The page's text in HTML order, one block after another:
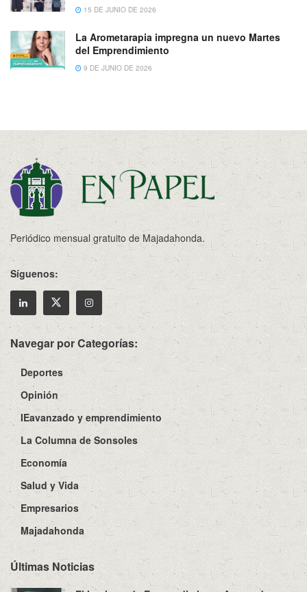
15 DE JUNIO DE 2026
La Arometarapia impregna un nuevo Martes
del Emprendimiento
9 DE JUNIO DE 2026
Periódico mensual gratuito de Majadahonda.
Síguenos:
Navegar por Categorías:
Deportes
Opinión
IEavanzado y emprendimiento
La Columna de Sonsoles
Economía
Salud y Vida
Empresarios
Majadahonda
Últimas Noticias